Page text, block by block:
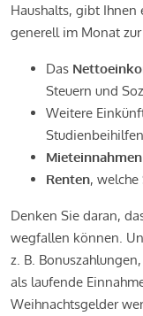
Haushalts, gibt
generell im Monat
Das
Steuern und
Weitere
Mieteinnahmen
Renten, welche
Denken Sie daran,
wegfallen können.
z. B.
als laufende
Weihnachtsgelder